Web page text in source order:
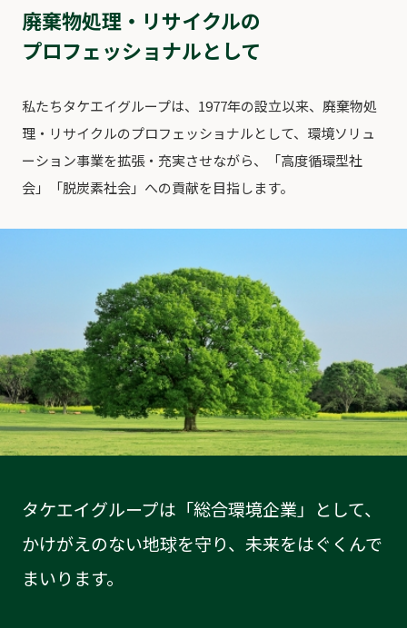
廃棄物処理・リサイクルの
プロフェッショナルとして
私たちタケエイグループは、1977年の設⽴以来、廃棄物処
理・リサイクルのプロフェッショナルとして、環境ソリュ
ーション事業を拡張・充実させながら、「⾼度循環型社
会」「脱炭素社会」への貢献を⽬指します。
タケエイグループは「総合環境企業」として、
かけがえのない地球を守り、未来をはぐくんで
まいります。